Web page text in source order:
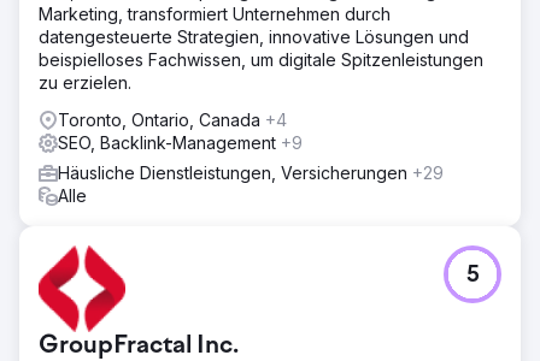
Verputzen“, „Verputzen Calgary“, „Verputzreparatur
Calgary“ und „Stuckreparaturkosten Calgary“. 14 von 44
verfolgten Keywords befinden sich unter den ersten drei
Positionen. Der Wert des organischen Traffics wird auf
Unternehmensprofil verzeichnete fast 300 Bewertungen
mit durchschnittlich 4,9 Sternen – dem höchsten Wert in
der Branche. Seit der Erholung floriert das Unternehmen.
Marketing, transformiert Unternehmen durch
datengesteuerte Strategien, innovative Lösungen und
beispielloses Fachwissen, um digitale Spitzenleistungen
zu erzielen.
Toronto, Ontario, Canada +4
SEO, Backlink-Management +9
Häusliche Dienstleistungen, Versicherungen +29
Alle
GroupFractal Inc.
5